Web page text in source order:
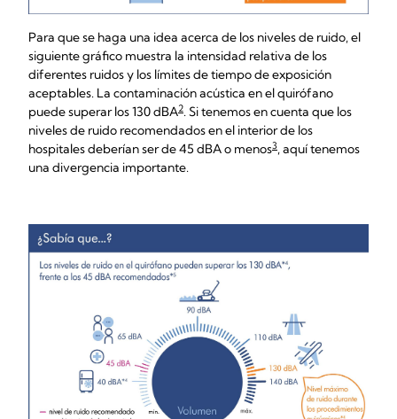
Para que se haga una idea acerca de los niveles de ruido, el
siguiente gráfico muestra la intensidad relativa de los
diferentes ruidos y los límites de tiempo de exposición
aceptables. La contaminación acústica en el quirófano
puede superar los 130 dBA2. Si tenemos en cuenta que los
niveles de ruido recomendados en el interior de los
hospitales deberían ser de 45 dBA o menos3, aquí tenemos
una divergencia importante.